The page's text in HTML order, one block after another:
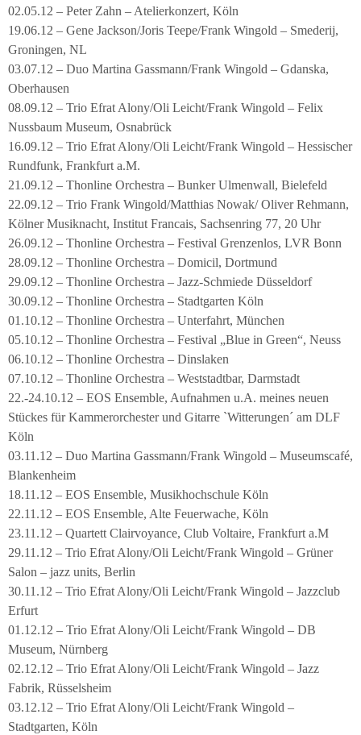
02.05.12 – Peter Zahn – Atelierkonzert, Köln
19.06.12 – Gene Jackson/Joris Teepe/Frank Wingold – Smederij,
Groningen, NL
03.07.12 – Duo Martina Gassmann/Frank Wingold – Gdanska,
Oberhausen
08.09.12 – Trio Efrat Alony/Oli Leicht/Frank Wingold – Felix
Nussbaum Museum, Osnabrück
16.09.12 – Trio Efrat Alony/Oli Leicht/Frank Wingold – Hessischer
Rundfunk, Frankfurt a.M.
21.09.12 – Thonline Orchestra – Bunker Ulmenwall, Bielefeld
22.09.12 – Trio Frank Wingold/Matthias Nowak/ Oliver Rehmann,
Kölner Musiknacht, Institut Francais, Sachsenring 77, 20 Uhr
26.09.12 – Thonline Orchestra – Festival Grenzenlos, LVR Bonn
28.09.12 – Thonline Orchestra – Domicil, Dortmund
29.09.12 – Thonline Orchestra – Jazz-Schmiede Düsseldorf
30.09.12 – Thonline Orchestra – Stadtgarten Köln
01.10.12 – Thonline Orchestra – Unterfahrt, München
05.10.12 – Thonline Orchestra – Festival „Blue in Green“, Neuss
06.10.12 – Thonline Orchestra – Dinslaken
07.10.12 – Thonline Orchestra – Weststadtbar, Darmstadt
22.-24.10.12 – EOS Ensemble, Aufnahmen u.A. meines neuen
Stückes für Kammerorchester und Gitarre `Witterungen´ am DLF
Köln
03.11.12 – Duo Martina Gassmann/Frank Wingold – Museumscafé,
Blankenheim
18.11.12 – EOS Ensemble, Musikhochschule Köln
22.11.12 – EOS Ensemble, Alte Feuerwache, Köln
23.11.12 – Quartett Clairvoyance, Club Voltaire, Frankfurt a.M
29.11.12 – Trio Efrat Alony/Oli Leicht/Frank Wingold – Grüner
Salon – jazz units, Berlin
30.11.12 – Trio Efrat Alony/Oli Leicht/Frank Wingold – Jazzclub
Erfurt
01.12.12 – Trio Efrat Alony/Oli Leicht/Frank Wingold – DB
Museum, Nürnberg
02.12.12 – Trio Efrat Alony/Oli Leicht/Frank Wingold – Jazz
Fabrik, Rüsselsheim
03.12.12 – Trio Efrat Alony/Oli Leicht/Frank Wingold –
Stadtgarten, Köln